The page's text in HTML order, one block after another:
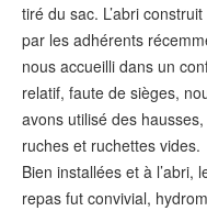
tiré du sac. L’abri construit
par les adhérents
nous accueilli dans un
relatif, faute de sièges,
avons utilisé des hausses,
ruches et ruchettes vides.
Bien installées et à l’abri,
repas fut convivial,